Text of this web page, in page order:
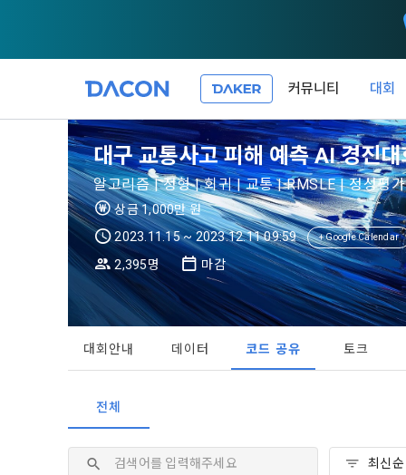
커뮤니티 대회
제 1 조 (목
본 약관은
필요한 사항
이든 본 서
“회원”이 서
제 2 조 (용
이 약관에서
1."사이트"
여 설정한
가.
3. "개인회
데이콘은
식회사(이하
관한 법률(
1. 개인정보
데이콘이 어
또는 제공
정보를 투명
행사할 수
위해 어떤
1. 광고성
DACON이
등의 광고성
서신우편,
- 마케팅 수
니다.
동의를 거부
단, 할인,
에 제한되지
대구 교통사고 피해 예측 AI 경진대
알고리즘 | 정형 | 회귀 | 교통 | RMSLE | 정성평가
상금 1,000만 원
2023.11.15 ~ 2023.12.11 09:59
+ Google Calendar
2,395명 마감
대회안내 데이터 코드 공유 토크
전체